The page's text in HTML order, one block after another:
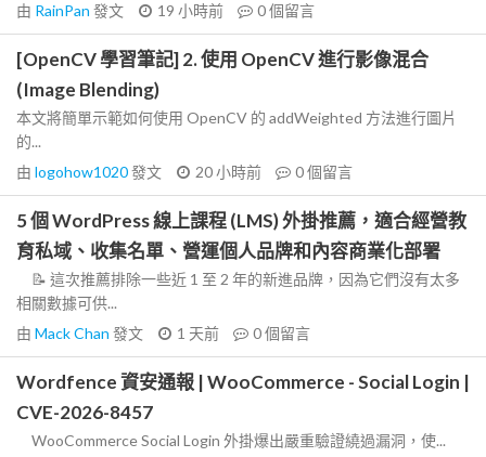
由 RainPan 發文 19 小時前 0個留言
[OpenCV 學習筆記] 2. 使用 OpenCV 進行影像混合
(Image Blending)
本文將簡單示範如何使用 OpenCV 的 addWeighted 方法進行圖片
的...
由 logohow1020發文 20 小時前 0個留言
5 個 WordPress 線上課程 (LMS) 外掛推薦，適合經營教
育私域、收集名單、營運個人品牌和內容商業化部署
📝 這次推薦排除一些近 1 至 2 年的新進品牌，因為它們沒有太多
相關數據可供...
由 Mack Chan 發文 1 天前 0個留言
Wordfence 資安通報 | WooCommerce - Social Login |
CVE-2026-8457
WooCommerce Social Login 外掛爆出嚴重驗證繞過漏洞，使...